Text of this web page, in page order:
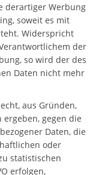
derartiger Werbung
soweit es mit
Widerspricht
der
so wird der des
Daten nicht mehr
aus Gründen,
gegen die
Daten, die
oder
statistischen
erfolgen,